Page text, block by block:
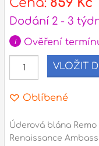
Seifertova 69,
Praha 3 - 130 00 (
gsm.: +420 777 888 408
gsm.: +420 777 888 088
tel.: +420 222 782 732
Cena: 859 Kč
Dodání 2 - 3
i Ověření
VLOŽIT
Oblíbené
Úderová blána
Renaissance